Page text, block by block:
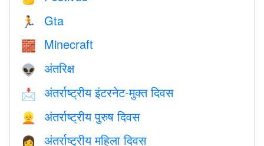
🏃 Gta
🧱 Minecraft
👽 अंतरिक्ष
📩 अंतर्राष्ट्रीय इंटरनेट-मुक्त दिवस
👱 अंतर्राष्ट्रीय पुरुष दिवस
👩 अंतर्राष्ट्रीय महिला दिवस